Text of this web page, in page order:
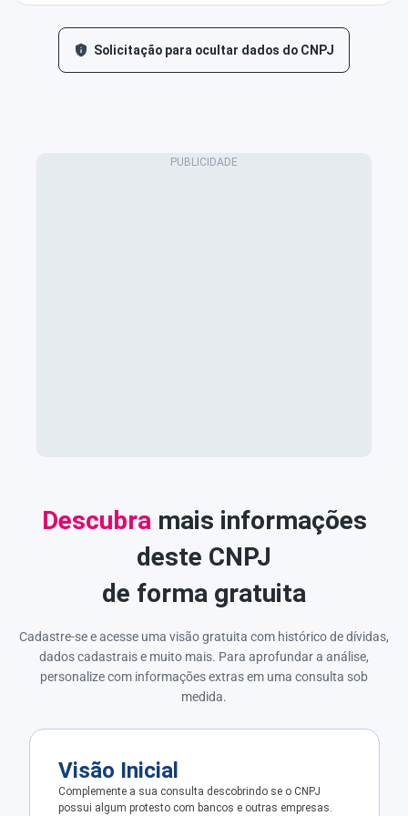
Solicitação para ocultar dados do CNPJ
Descubra mais informações
deste CNPJ
de forma gratuita
Cadastre-se e acesse uma visão gratuita com histórico de dívidas,
dados cadastrais e muito mais. Para aprofundar a análise,
personalize com informações extras em uma consulta sob
medida.
Visão Inicial
Complemente a sua consulta descobrindo se o CNPJ
possui algum protesto com bancos e outras empresas.